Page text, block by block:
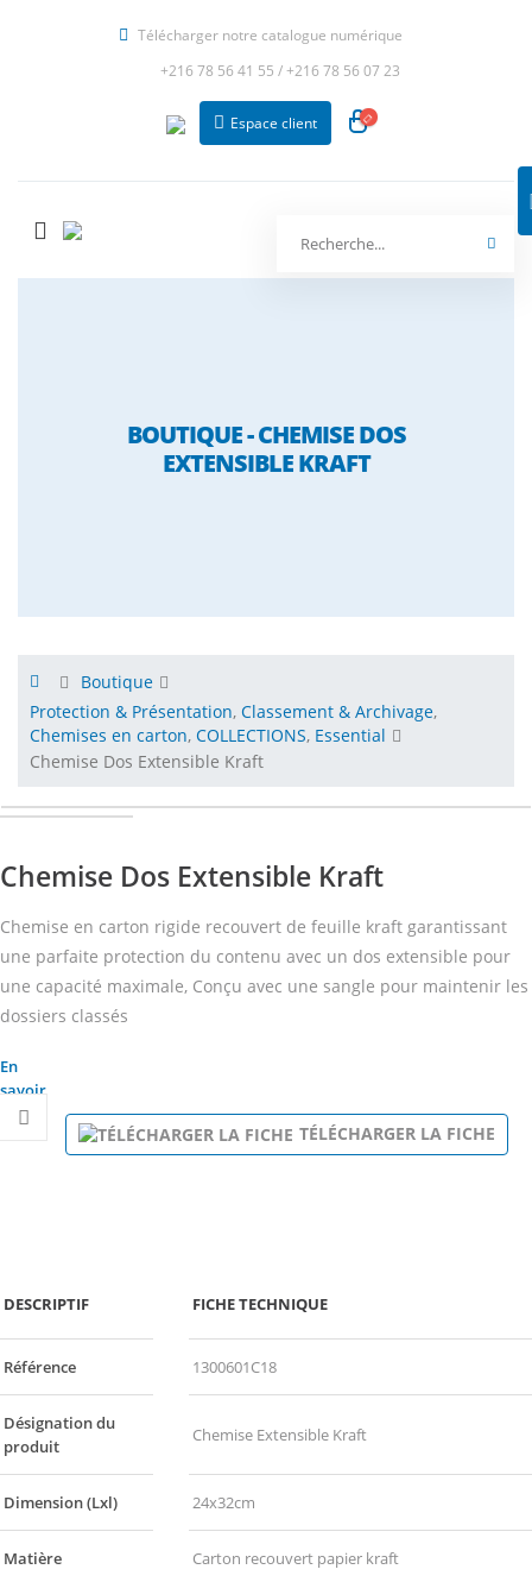
Télécharger notre catalogue numérique
+216 78 56 41 55 /+216 78 56 07 23
Espace client
BOUTIQUE - CHEMISE DOS
EXTENSIBLE KRAFT
Boutique
Protection & Présentation, Classement & Archivage,
Chemises en carton, COLLECTIONS, Essential
Chemise Dos Extensible Kraft
Chemise Dos Extensible Kraft
Chemise en carton rigide recouvert de feuille kraft garantissant
une parfaite protection du contenu avec un dos extensible pour
une capacité maximale, Conçu avec une sangle pour maintenir les
dossiers classés
TÉLÉCHARGER LA FICHE
En
savoir
plus
DESCRIPTIF FICHE TECHNIQUE
Référence 1300601C18
Désignation du
produit
Chemise Extensible Kraft
Dimension (Lxl) 24x32cm
Matière Carton recouvert papier kraft